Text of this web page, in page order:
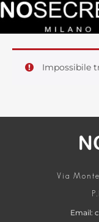
Impossibile
Via
Email: